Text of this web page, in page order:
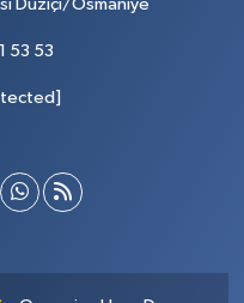
Düziçi/Osmaniye
53 53